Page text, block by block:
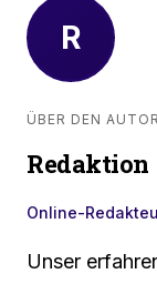
R
ÜBER DEN AUTOR
Redaktion
Online-
Unser